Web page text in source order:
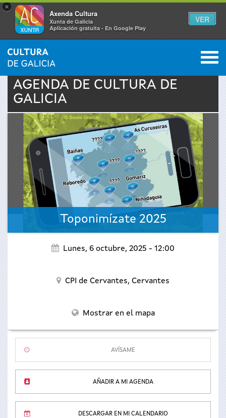
×
Axenda Cultura
Xunta de Galicia
Aplicación gratuíta - En Google Play
VER
Se
encuentra
usted
aquí
INICIO › ACTUALIDAD 0
AGENDA DE CULTURA DE
GALICIA
Toponimízate 2025
Lunes, 6 octubre, 2025 - 12:00
CPI de Cervantes, Cervantes
Mostrar en el mapa
AVÍSAME
AÑADIR A MI AGENDA
DESCARGAR EN MI CALENDARIO